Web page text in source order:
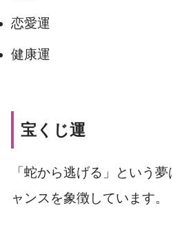
恋愛運
健康運
宝くじ運
「蛇から逃げる」という
ャンスを象徴しています。